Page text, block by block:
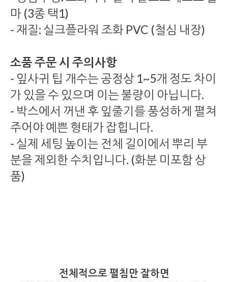
마 (3종 택1)
- 재질: 실크플라워 조화 PVC (철심 내장)
소품 주문 시 주의사항
- 잎사귀 팁 개수는 공정상 1~5개 정도 차이
가 있을 수 있으며 이는 불량이 아닙니다.
- 박스에서 꺼낸 후 잎줄기를 풍성하게 펼쳐
주어야 예쁜 형태가 잡힙니다.
- 실제 세팅 높이는 전체 길이에서 뿌리 부
분을 제외한 수치입니다. (화분 미포함 상
품)
전체적으로 펼침만 잘하면